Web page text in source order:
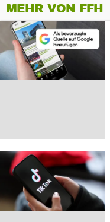
MEHR VON FFH